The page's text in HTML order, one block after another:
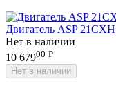
Двигатель ASP 21CXH
Нет в наличии
10 67900 Р
Нет в наличии